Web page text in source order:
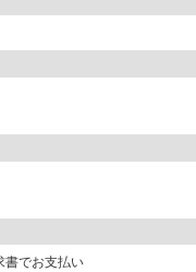
書でお支払い